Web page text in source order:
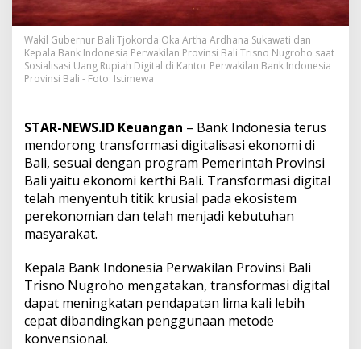
a
n
U
a
n
u
p
i
a
h
D
i
g
a
l
u
n
t
Wakil Gubernur Bali Tjokorda Oka Artha Ardhana Sukawati dan
Kepala Bank Indonesia Perwakilan Provinsi Bali Trisno Nugroho saat
Sosialisasi Uang Rupiah Digital di Kantor Perwakilan Bank Indonesia
Provinsi Bali - Foto: Istimewa
STAR-NEWS.ID Keuangan – Bank Indonesia terus
mendorong transformasi digitalisasi ekonomi di
Bali, sesuai dengan program Pemerintah Provinsi
Bali yaitu ekonomi kerthi Bali. Transformasi digital
telah menyentuh titik krusial pada ekosistem
perekonomian dan telah menjadi kebutuhan
masyarakat.
Kepala Bank Indonesia Perwakilan Provinsi Bali
Trisno Nugroho mengatakan, transformasi digital
dapat meningkatan pendapatan lima kali lebih
cepat dibandingkan penggunaan metode
konvensional.